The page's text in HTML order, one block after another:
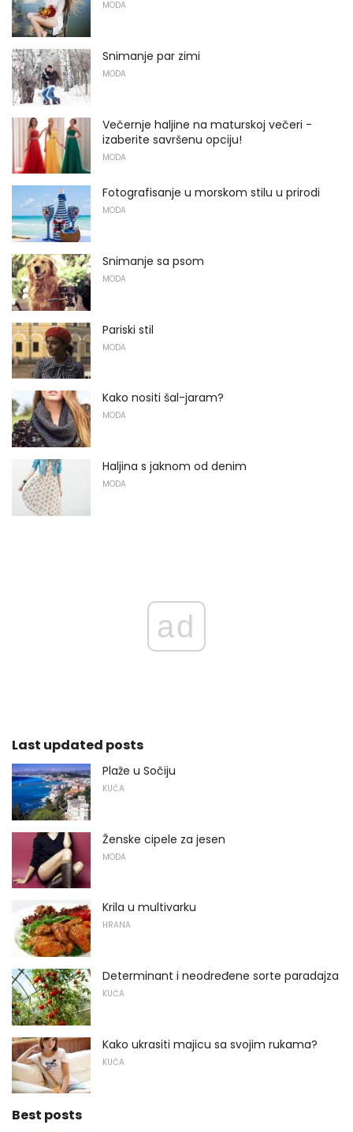
MODA
Snimanje par zimi
MODA
Večernje haljine na maturskoj večeri -
izaberite savršenu opciju!
MODA
Fotografisanje u morskom stilu u prirodi
MODA
Snimanje sa psom
MODA
Pariski stil
MODA
Kako nositi šal-jaram?
MODA
Haljina s jaknom od denim
MODA
ad
Last updated posts
Plaže u Sočiju
KUĆA
Ženske cipele za jesen
MODA
Krila u multivarku
HRANA
Determinant i neodređene sorte paradajza
KUĆA
Kako ukrasiti majicu sa svojim rukama?
KUĆA
Best posts